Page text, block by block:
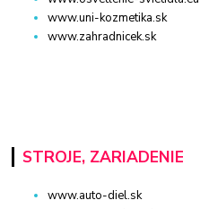
www.uni-kozmetika.sk
www.zahradnicek.sk
STROJE, ZARIADENIE
www.auto-diel.sk